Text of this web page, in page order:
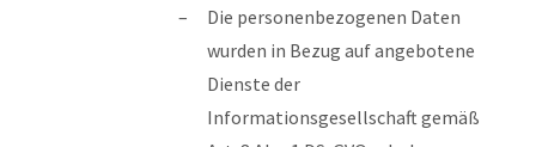
Die personenbezogenen Daten
wurden in Bezug auf angebotene
Dienste der
Informationsgesellschaft gemäß